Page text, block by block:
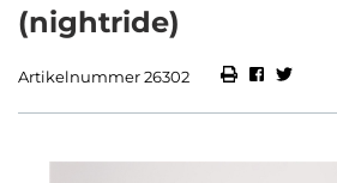
(nightride)
Artikelnummer 26302